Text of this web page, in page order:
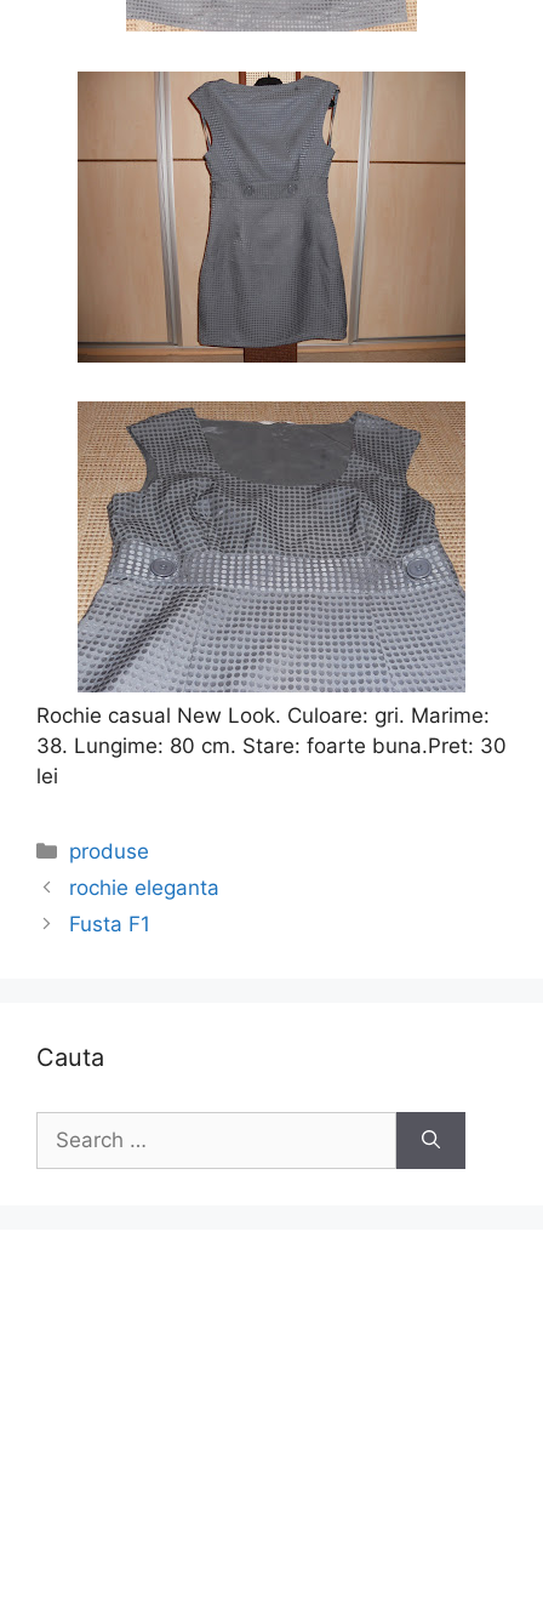
Rochie casual New Look. Culoare: gri. Marime:
38. Lungime: 80 cm. Stare: foarte buna.Pret: 30
lei
Categories
produse
rochie eleganta
Fusta F1
Cauta
Search
for: